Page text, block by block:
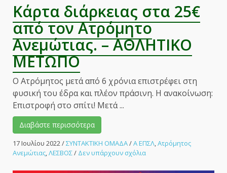
Κάρτα διάρκειας στα 25€
από τον Ατρόμητο
Ανεμώτιας. – ΑΘΛΗΤΙΚΟ
ΜΕΤΩΠΟ
Ο Ατρόμητος μετά από 6 χρόνια επιστρέφει στη
φυσική του έδρα και πλέον πράσινη. Η ανακοίνωση:
Επιστροφή στο σπίτι! Μετά ...
Διαβάστε περισσότερα
17 Ιουλίου 2022/ΣΥΝΤΑΚΤΙΚΗ ΟΜΑΔΑ/Α ΕΠΣΛ,Ατρόμητος
Ανεμώτιας,ΛΕΣΒΟΣ/ Δεν υπάρχουν σχόλιαστο